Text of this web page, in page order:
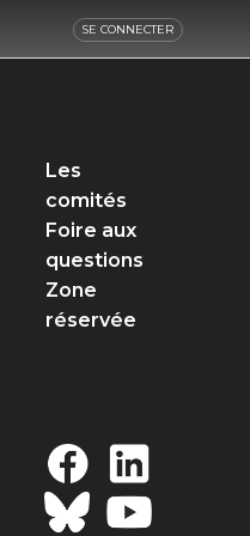
SE CONNECTER
Les
comités
Foire aux
questions
Zone
réservée